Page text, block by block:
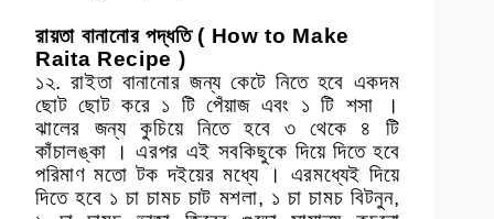
রায়তা বানানোর পদ্ধতি ( How to Make
Raita Recipe )
১২. রাইতা বানানোর জন্য কেটে নিতে হবে একদম
ছোট ছোট করে ১ টি পেঁয়াজ এবং ১ টি শসা ।
ঝালের জন্য কুচিয়ে নিতে হবে ৩ থেকে ৪ টি
কাঁচালঙ্কা । এরপর এই সবকিছুকে দিয়ে দিতে হবে
পরিমাণ মতো টক দইয়ের মধ্যে । এরমধ্যেই দিয়ে
দিতে হবে ১ চা চামচ চাট মশলা, ১ চা চামচ বিটনুন,